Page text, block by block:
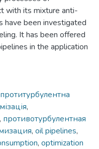
with its mixture anti-
have been investigated
It has been offered
in the application
протитурбулентна
,
, противотурбулентная
, oil pipelines,
, optimization